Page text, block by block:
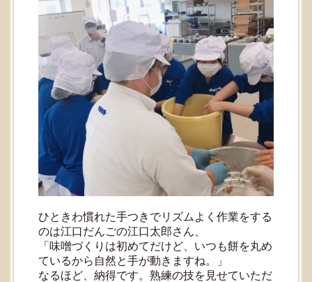
ひときわ慣れた手つきでリズムよく作業をする
のは江口だんごの江口太郎さん、
「味噌づくりは初めてだけど、いつも餅を丸め
ているから自然と手が動きますね。」
なるほど、納得です。熟練の技を見せていただ